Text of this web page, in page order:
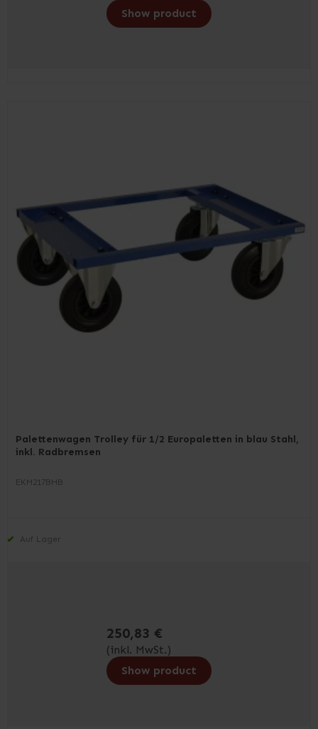
Show product
Palettenwagen Trolley für 1/2 Europaletten in blau Stahl,
inkl. Radbremsen
EKM217BHB
Auf Lager
250,83 €
(inkl. MwSt.)
Show product